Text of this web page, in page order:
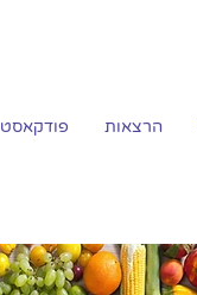
הרצאות פודקאסט